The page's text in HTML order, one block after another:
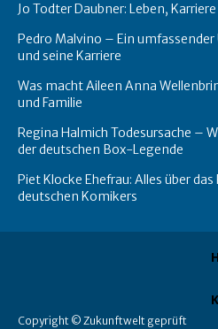
Jo Todter Daubner: Leben,
Pedro Malvino – Ein umfassender
und seine Karriere
Was macht Aileen Anna
und Familie
Regina Halmich Todesursache –
der deutschen Box-Legende
Piet Klocke Ehefrau: Alles über
deutschen Komikers
Copyright © Zukunftwelt geprüft